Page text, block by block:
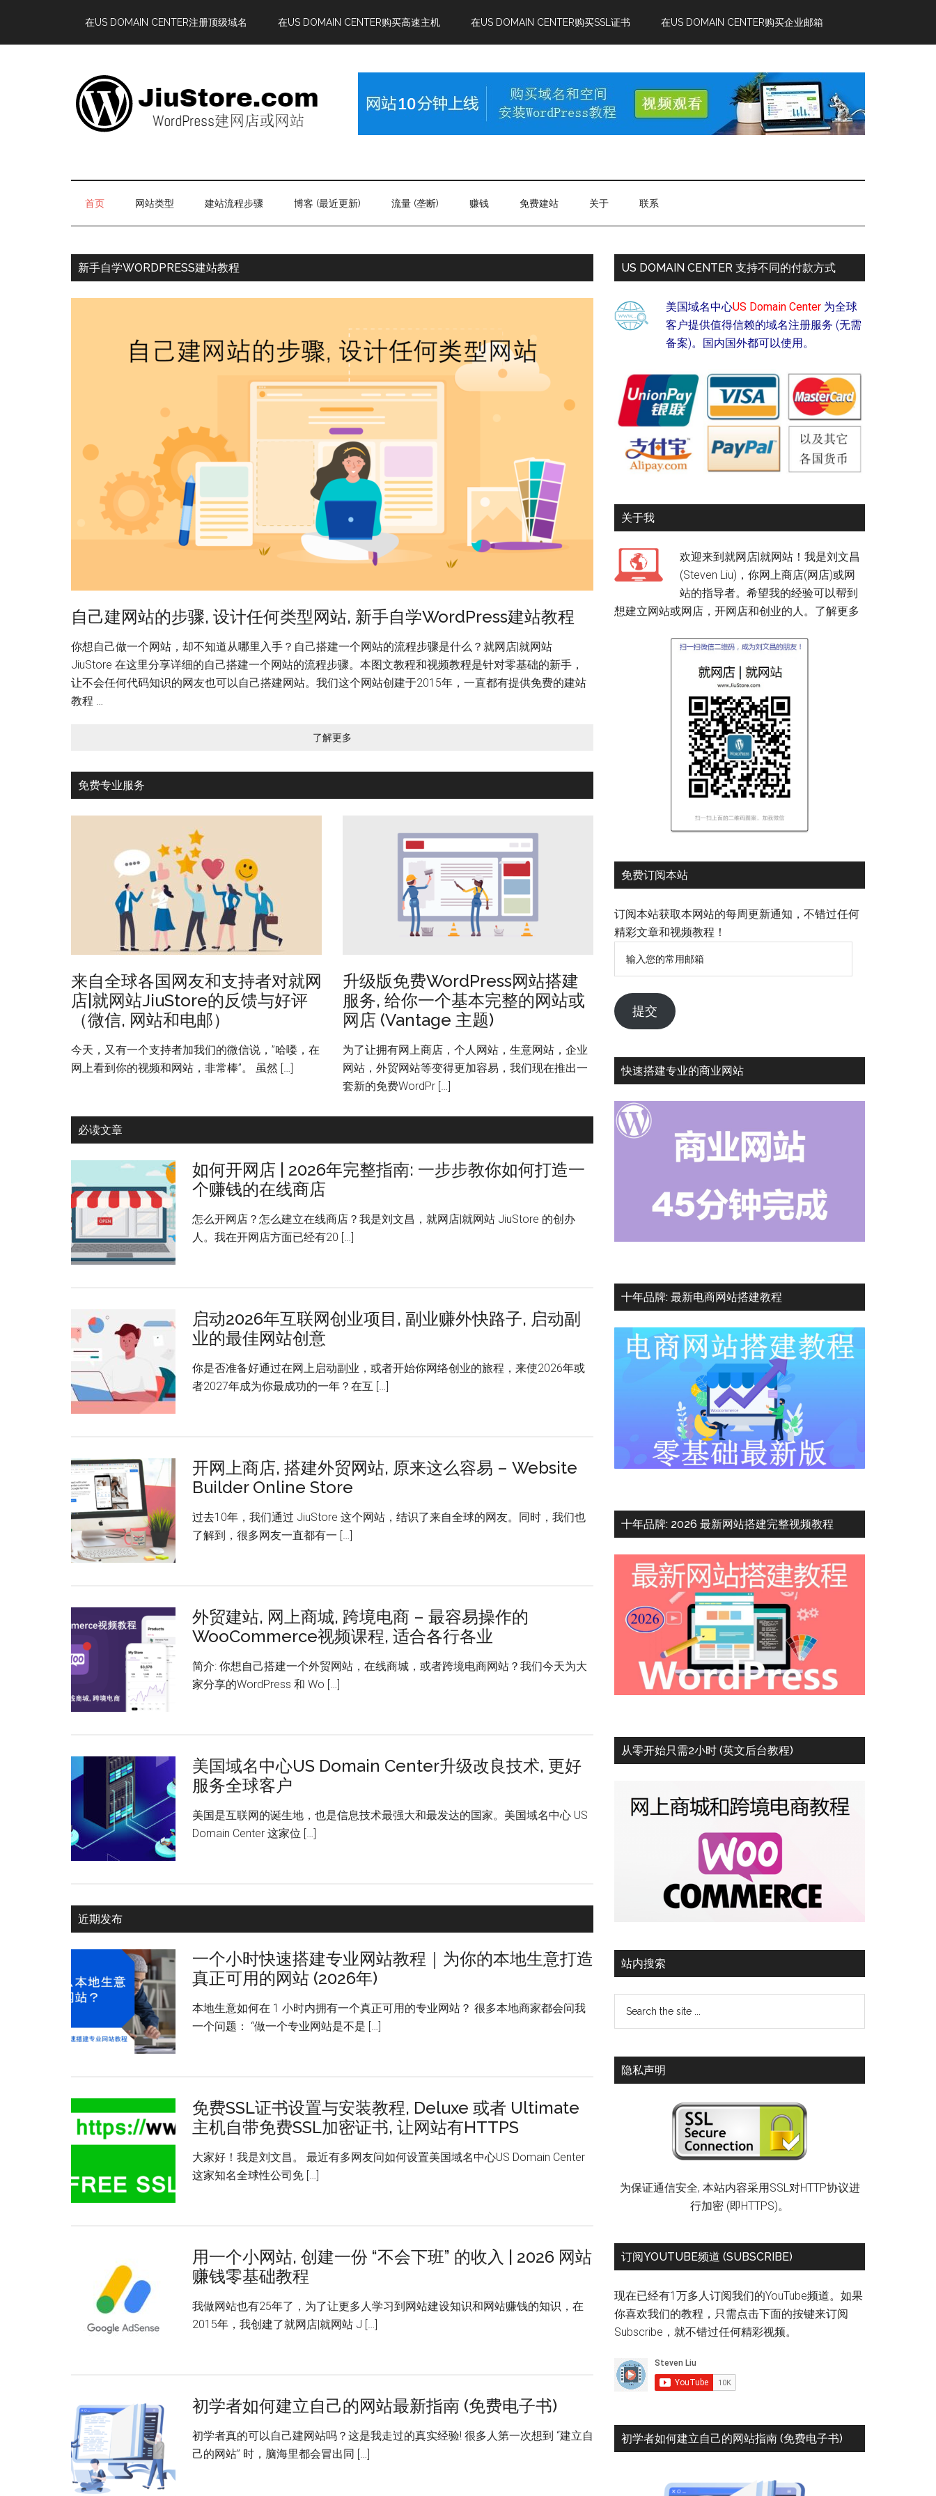
在US DOMAIN CENTER注册顶级域名 在US DOMAIN CENTER购买高速主机 在US DOMAIN CENTER购买SSL证书 在US DOMAIN CENTER购买企业邮箱
首页 网站类型 建站流程步骤 博客 (最近更新) 流量 (垄断) 赚钱 免费建站 关于 联系
新手自学WORDPRESS建站教程
自己建网站的步骤, 设计任何类型网站, 新手自学WordPress建站教程
你想自己做一个网站，却不知道从哪里入手？自己搭建一个网站的流程步骤是什么？就网店|就网站
JiuStore 在这里分享详细的自己搭建一个网站的流程步骤。本图文教程和视频教程是针对零基础的新手，
让不会任何代码知识的网友也可以自己搭建网站。我们这个网站创建于2015年，一直都有提供免费的建站
教程 …
了解更多
免费专业服务
来自全球各国网友和支持者对就网
店|就网站JiuStore的反馈与好评
（微信, 网站和电邮）
今天，又有一个支持者加我们的微信说，”哈喽，在
网上看到你的视频和网站，非常棒”。 虽然 […]
升级版免费WordPress网站搭建
服务, 给你一个基本完整的网站或
网店 (Vantage 主题)
为了让拥有网上商店，个人网站，生意网站，企业
网站，外贸网站等变得更加容易，我们现在推出一
套新的免费WordPr […]
必读文章
如何开网店 | 2026年完整指南: 一步步教你如何打造一
个赚钱的在线商店
怎么开网店？怎么建立在线商店？我是刘文昌，就网店|就网站 JiuStore 的创办
人。我在开网店方面已经有20 […]
启动2026年互联网创业项目, 副业赚外快路子, 启动副
业的最佳网站创意
你是否准备好通过在网上启动副业，或者开始你网络创业的旅程，来使2026年或
者2027年成为你最成功的一年？在互 […]
开网上商店, 搭建外贸网站, 原来这么容易 – Website
Builder Online Store
过去10年，我们通过 JiuStore 这个网站，结识了来自全球的网友。同时，我们也
了解到，很多网友一直都有一 […]
外贸建站, 网上商城, 跨境电商 – 最容易操作的
WooCommerce视频课程, 适合各行各业
简介: 你想自己搭建一个外贸网站，在线商城，或者跨境电商网站？我们今天为大
家分享的WordPress 和 Wo […]
美国域名中心US Domain Center升级改良技术, 更好
服务全球客户
美国是互联网的诞生地，也是信息技术最强大和最发达的国家。美国域名中心 US
Domain Center 这家位 […]
近期发布
一个小时快速搭建专业网站教程｜为你的本地生意打造
真正可用的网站 (2026年)
本地生意如何在 1 小时内拥有一个真正可用的专业网站？ 很多本地商家都会问我
一个问题： “做一个专业网站是不是 […]
免费SSL证书设置与安装教程, Deluxe 或者 Ultimate
主机自带免费SSL加密证书, 让网站有HTTPS
大家好！我是刘文昌。 最近有多网友问如何设置美国域名中心US Domain Center
这家知名全球性公司免 […]
用一个小网站, 创建一份 “不会下班” 的收入 | 2026 网站
赚钱零基础教程
我做网站也有25年了，为了让更多人学习到网站建设知识和网站赚钱的知识，在
2015年，我创建了就网店|就网站 J […]
初学者如何建立自己的网站最新指南 (免费电子书)
初学者真的可以自己建网站吗？这是我走过的真实经验! 很多人第一次想到 “建立自
己的网站” 时，脑海里都会冒出同 […]
US DOMAIN CENTER 支持不同的付款方式
美国域名中心US Domain Center 为全球
客户提供值得信赖的域名注册服务 (无需
备案)。国内国外都可以使用。
关于我
欢迎来到就网店|就网站！我是刘文昌
(Steven Liu)，你网上商店(网店)或网
站的指导者。希望我的经验可以帮到
想建立网站或网店，开网店和创业的人。 了解更多
免费订阅本站
订阅本站获取本网站的每周更新通知，不错过任何
精彩文章和视频教程！
的
常
邮
箱
提交
快速搭建专业的商业网站
十年品牌: 最新电商网站搭建教程
十年品牌: 2026 最新网站搭建完整视频教程
从零开始只需2小时 (英文后台教程)
站内搜索
隐私声明
为保证通信安全, 本站内容采用SSL对HTTP协议进
行加密 (即HTTPS)。
订阅YOUTUBE频道 (SUBSCRIBE)
现在已经有1万多人订阅我们的YouTube频道。如果
你喜欢我们的教程，只需点击下面的按键来订阅
Subscribe，就不错过任何精彩视频。
初学者如何建立自己的网站指南 (免费电子书)